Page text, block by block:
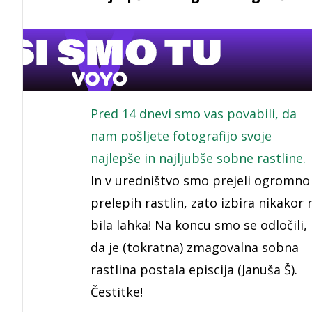
Pred 14 dnevi smo vas povabili, da
nam pošljete fotografijo svoje
najlepše in najljubše sobne rastline.
In v uredništvo smo prejeli ogromno
prelepih rastlin, zato izbira nikakor
bila lahka! Na koncu smo se odločili,
da je (tokratna) zmagovalna sobna
rastlina postala episcija (Januša Š).
Čestitke!